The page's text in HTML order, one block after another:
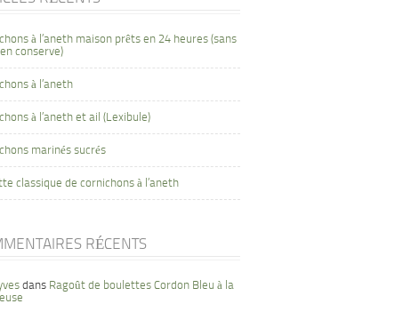
à l’aneth maison prêts en 24 heures (sans
conserve)
à l’aneth
à l’aneth et ail (Lexibule)
marinés sucrés
classique de cornichons à l’aneth
RÉCENTS
dans Ragoût de boulettes Cordon Bleu à la